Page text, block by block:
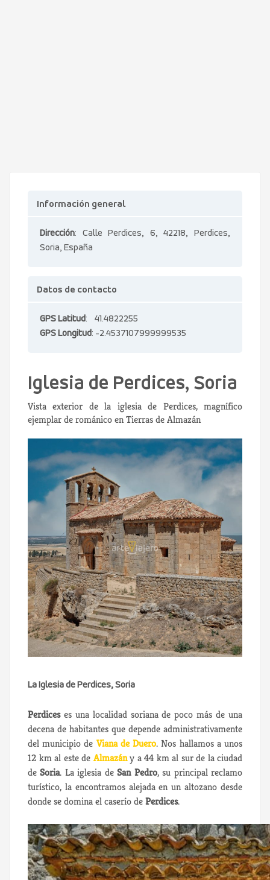
Información general
Dirección: Calle Perdices, 6, 42218, Perdices,
Soria, España
Datos de contacto
GPS Latitud: 41.4822255
GPS Longitud: -2.4537107999999535
Iglesia de Perdices, Soria
Vista exterior de la iglesia de Perdices, magnífico
ejemplar de románico en Tierras de Almazán
La Iglesia de Perdices, Soria
Perdiceses una localidad soriana de poco más de una
decena de habitantes que depende administrativamente
del municipio de Viana de Duero. Nos hallamos a unos
12 km al este de Almazány a 44 km al sur de la ciudad
deSoria. La iglesia deSan Pedro, su principal reclamo
turístico, la encontramos alejada en un altozano desde
donde se domina el caserío dePerdices.